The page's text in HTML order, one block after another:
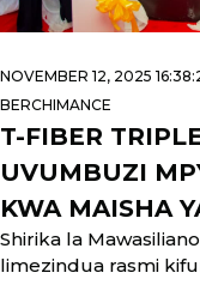
NOVEMBER 12, 2025
BERCHIMANCE
T-FIBER
UVUMBUZI
KWA MAISHA
Shirika la
limezindua rasmi